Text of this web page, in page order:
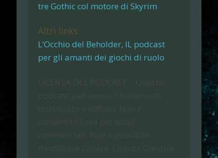
tre Gothic col motore di Skyrim
Altri links
L’Occhio del Beholder, IL podcast
per gli amanti dei giochi di ruolo